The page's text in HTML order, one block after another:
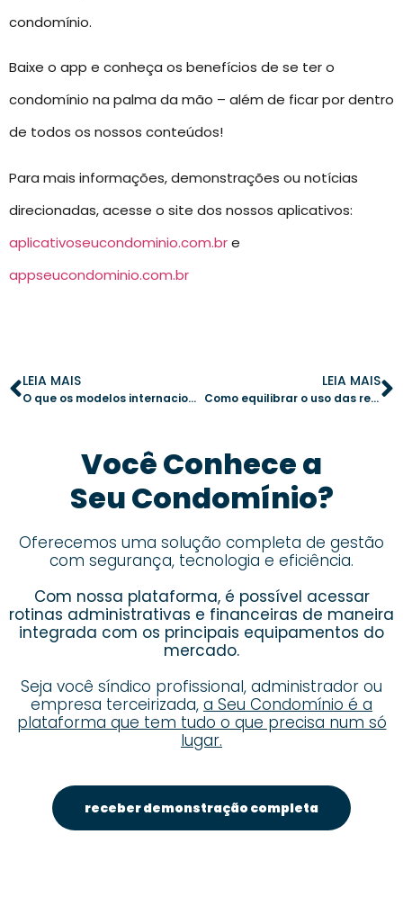
condomínio.
Baixe o app e conheça os benefícios de se ter o
condomínio na palma da mão – além de ficar por dentro
de todos os nossos conteúdos!
Para mais informações, demonstrações ou notícias
direcionadas, acesse o site dos nossos aplicativos:
aplicativoseucondominio.com.bre
appseucondominio.com.br
LEIA MAIS
O que os modelos internacionais de governança condominial podem ensinar ao Brasil?
LEIA MAIS
Como equilibrar o uso das redes sociais na gestão condominial
Você Conhece a
Seu Condomínio?
Oferecemos uma solução completa de gestão
com segurança, tecnologia e eficiência.
Com nossa plataforma, é possível acessar
rotinas administrativas e financeiras de maneira
integrada com os principais equipamentos do
mercado.
Seja você síndico profissional, administrador ou
empresa terceirizada, a Seu Condomínio é a
plataforma que tem tudo o que precisa num só
lugar.
receber demonstração completa